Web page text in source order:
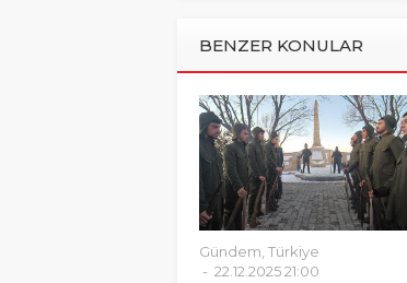
BENZER KONULAR
Gündem Türkiye
22.12.2025 21:00